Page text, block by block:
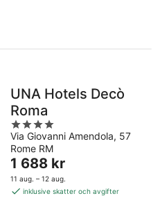
UNA Hotels Decò
Roma
4
out
of
5
Via Giovanni Amendola, 57
Rome RM
Priset
är
1 688 kr
1 688 kr
11 aug. – 12 aug.
inklusive skatter och avgifter